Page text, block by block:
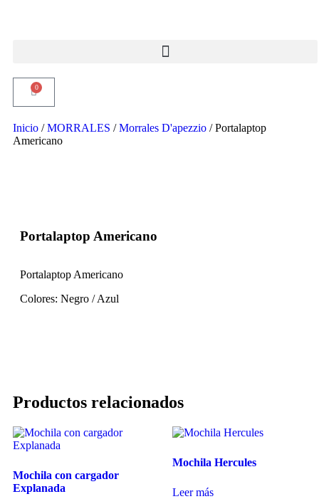
0
Inicio /MORRALES /Morrales D'apezzio / Portalaptop
Americano
Portalaptop Americano
Portalaptop Americano
Colores: Negro / Azul
Productos relacionados
Mochila con cargador
Explanada
Mochila Hercules
Leer más